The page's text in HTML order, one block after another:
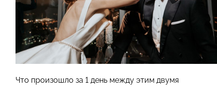
Что произошло за 1 день между этим двумя